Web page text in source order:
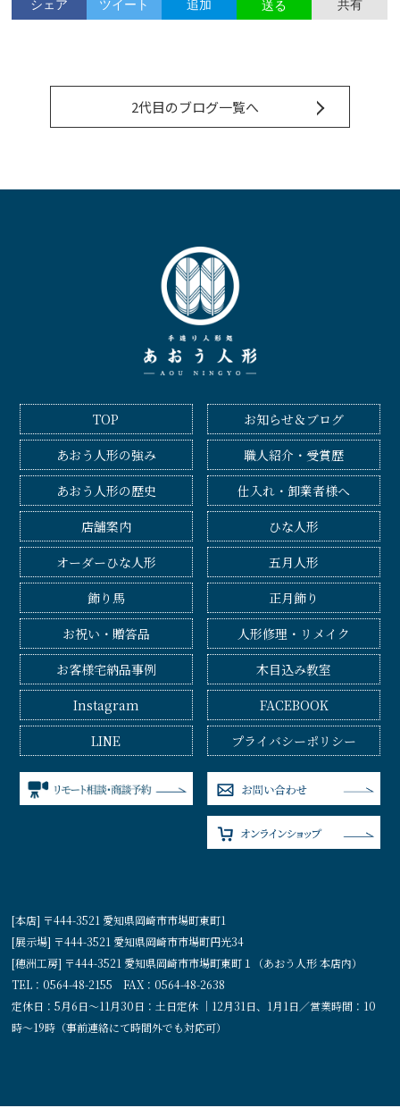
シェア ツイート 追加 送る 共有
2代目のブログ一覧へ
TOP
お知らせ＆ブログ
あおう人形の強み
職人紹介・受賞歴
あおう人形の歴史
仕入れ・卸業者様へ
店舗案内
ひな人形
オーダーひな人形
五月人形
飾り馬
正月飾り
お祝い・贈答品
人形修理・リメイク
お客様宅納品事例
木目込み教室
Instagram
FACEBOOK
LINE
プライバシーポリシー
[本店] 〒444-3521 愛知県岡崎市市場町東町1
[展示場] 〒444-3521 愛知県岡崎市市場町円光34
[穂洲工房] 〒444-3521 愛知県岡崎市市場町東町１（あおう人形 本店内）
TEL：0564-48-2155 FAX：0564-48-2638
定休日：5月6日〜11月30日：土日定休 ｜12月31日、1月1日／営業時間：10
時〜19時（事前連絡にて時間外でも対応可）